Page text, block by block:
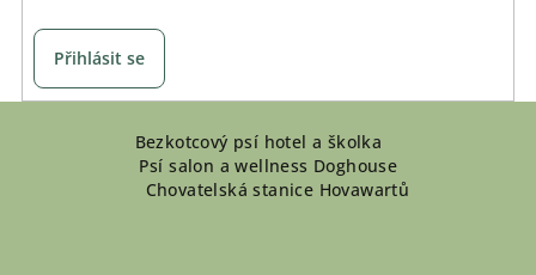
Přihlásit se
Bezkotcový psí hotel a školka
Psí salon a wellness Doghouse
Chovatelská stanice Hovawartů